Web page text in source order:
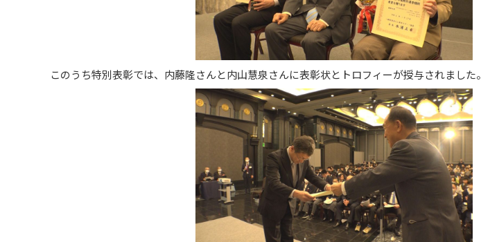
このうち特別表彰では、内藤隆さんと内山慧泉さんに表彰状とトロフィーが授与されました。